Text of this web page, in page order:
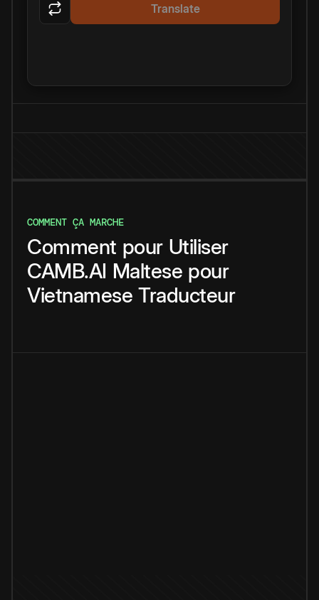
Translate
COMMENT ÇA MARCHE
Comment pour Utiliser
CAMB.AI Maltese pour
Vietnamese Traducteur